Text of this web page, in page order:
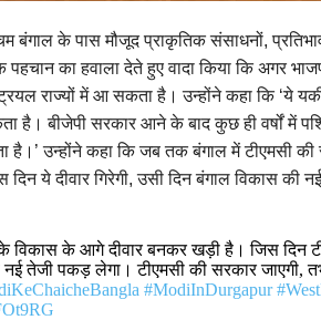
बंगाल के पास मौजूद प्राकृतिक संसाधनों,
पहचान का हवाला देते हुए वादा किया कि अगर
राज्यों में आ सकता है। उन्होंने कहा कि ‘ये
है। बीजेपी सरकार आने के बाद कुछ ही वर्षों में
है।’ उन्होंने कहा कि जब तक बंगाल में टीएमसी की
ये दीवार गिरेगी, उसी दिन बंगाल विकास की
विकास के आगे दीवार बनकर खड़ी है। जिस दिन
तेजी पकड़ लेगा। टीएमसी की सरकार जाएगी,
#ModiInDurgapur